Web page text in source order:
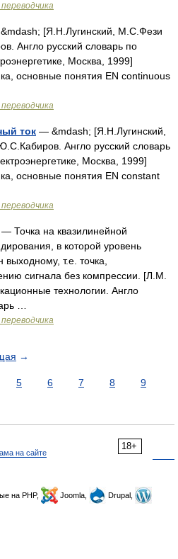
[Я.Н.Лугинский, М.С.Фези
Англо русский словарь по
Москва, 1999]
основные понятия EN continuous
ток — &mdash; [Я.Н.Лугинский,
Англо русский словарь
Москва, 1999]
основные понятия EN constant
— Точка на квазилинейной
в которой уровень
выходному, т.е. точка,
сигнала без компрессии. [Л.М.
технологии. Англо
…
→
5 6 7 8
9
18+
на сайте
на PHP, Joomla,
Drupal,